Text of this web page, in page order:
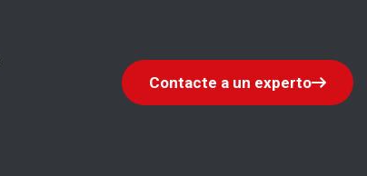
Contacte a un experto